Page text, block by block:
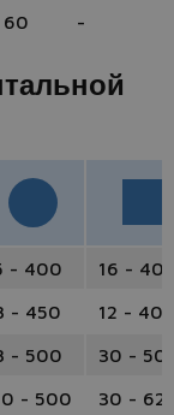
-
- 400
16 -
- 450
12 -
- 500
30 -
- 500
30 -